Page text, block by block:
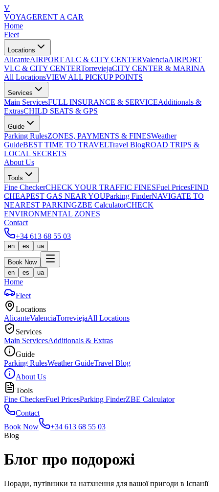
V
VOYAGERENT A CAR
Home
Fleet
Locations
AlicanteAIRPORT ALC & CITY CENTERValenciaAIRPORT
VLC & CITY CENTERTorreviejaCITY CENTER & MARINA
All LocationsVIEW ALL PICKUP POINTS
Services
Main ServicesFULL INSURANCE & SERVICEAdditionals &
ExtrasCHILD SEATS & GPS
Guide
Parking RulesZONES, PAYMENTS & FINESWeather
GuideBEST TIME TO TRAVELTravel BlogROAD TRIPS &
LOCAL SECRETS
About Us
Tools
Fine CheckerCHECK YOUR TRAFFIC FINESFuel PricesFIND
CHEAPEST GAS NEAR YOUParking FinderNAVIGATE TO
NEAREST PARKINGZBE CalculatorCHECK
ENVIRONMENTAL ZONES
Contact
+34 613 68 55 03
en es ua
Book Now
en
es ua
Home
Fleet
Locations
AlicanteValenciaTorreviejaAll Locations
Services
Main ServicesAdditionals & Extras
Guide
Parking RulesWeather GuideTravel Blog
About Us
Tools
Fine CheckerFuel PricesParking FinderZBE Calculator
Contact
Book Now
+34 613 68 55 03
Blog
Блог про подорожі
Поради, путівники та натхнення для вашої пригоди в Іспанії